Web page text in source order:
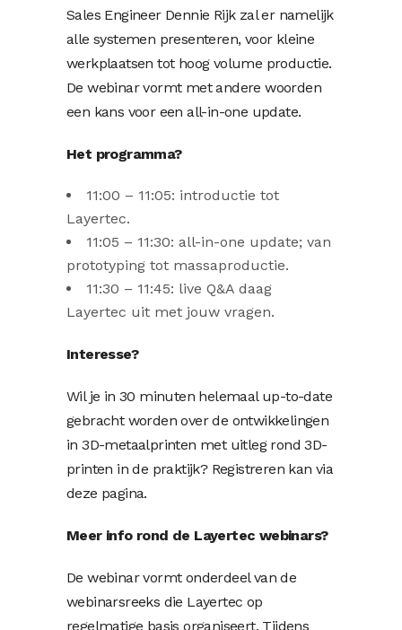
Sales Engineer Dennie Rijk zal er namelijk
alle systemen presenteren, voor kleine
werkplaatsen tot hoog volume productie.
De webinar vormt met andere woorden
een kans voor een all-in-one update.
Het programma?
11:00 – 11:05: introductie tot
Layertec.
11:05 – 11:30: all-in-one update; van
prototyping tot massaproductie.
11:30 – 11:45: live Q&A daag
Layertec uit met jouw vragen.
Interesse?
Wil je in 30 minuten helemaal up-to-date
gebracht worden over de ontwikkelingen
in 3D-metaalprinten met uitleg rond 3D-
printen in de praktijk? Registreren kan via
deze pagina.
Meer info rond de Layertec webinars?
De webinar vormt onderdeel van de
webinarsreeks die Layertec op
regelmatige basis organiseert. Tijdens